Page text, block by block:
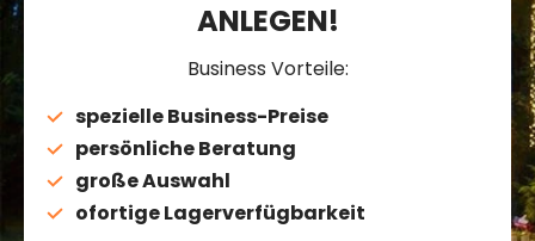
ANLEGEN!
Business Vorteile:
spezielle Business-Preise
persönliche Beratung
große Auswahl
ofortige Lagerverfügbarkeit